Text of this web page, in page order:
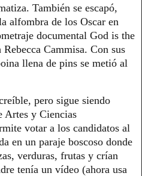
También se escapó,
alfombra de los Oscar en
documental God is the
Cammisa. Con sus
llena de pins se metió al
pero sigue siendo
Artes y Ciencias
votar a los candidatos al
en un paraje boscoso donde
verduras, frutas y crían
tenía un vídeo (ahora usa